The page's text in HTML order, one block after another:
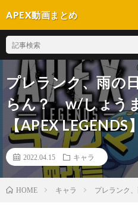
APEX動画まとめ
プレランク、雨の
らん？ w/しょう
【APEX LEGENDS】
2022.04.15 キャラ
HOME キャラ プレランク